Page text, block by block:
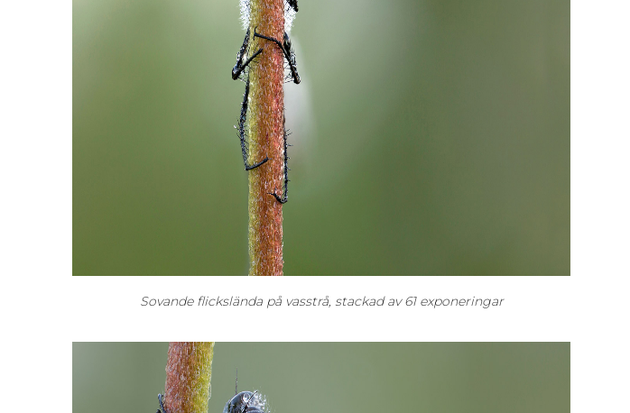
Sovande flickslända på vasstrå, stackad av 61 exponeringar